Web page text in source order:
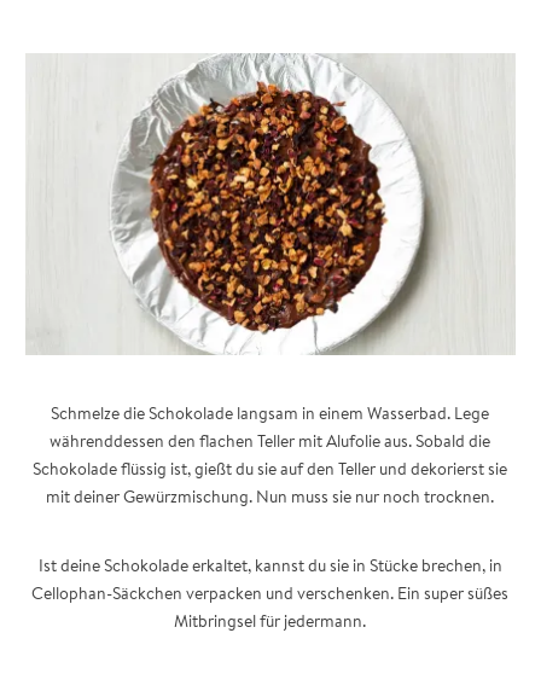
Schmelze die Schokolade langsam in einem Wasserbad. Lege
währenddessen den flachen Teller mit Alufolie aus. Sobald die
Schokolade flüssig ist, gießt du sie auf den Teller und dekorierst sie
mit deiner Gewürzmischung. Nun muss sie nur noch trocknen.
Ist deine Schokolade erkaltet, kannst du sie in Stücke brechen, in
Cellophan-Säckchen verpacken und verschenken. Ein super süßes
Mitbringsel für jedermann.